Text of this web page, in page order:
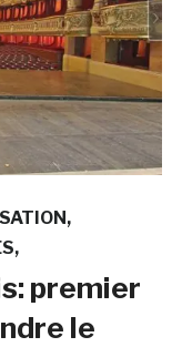
premier
le